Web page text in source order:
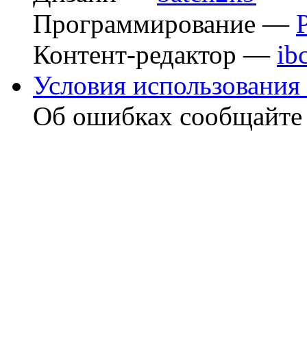
Программирование —
Контент-редактор —
Условия использования
Об ошибках